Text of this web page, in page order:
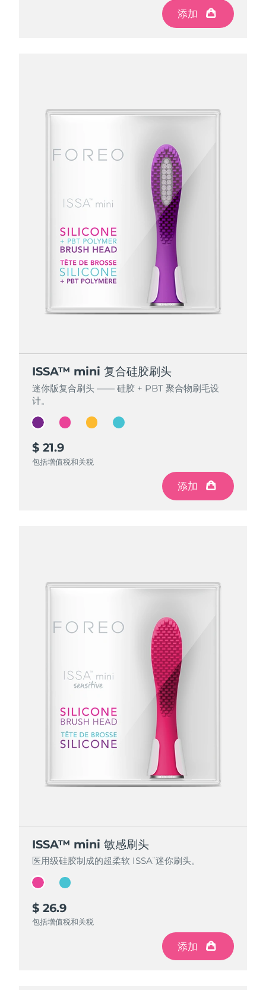
添加
添加
添加
添加
添加
ISSA™ mini 复合硅胶刷头
迷你版复合刷头 —— 硅胶 + PBT 聚合物刷毛设
计。
$ 21.9
包括增值税和关税
添加
ISSA™ mini 复合硅胶刷头
迷你版复合刷头 —— 硅胶 + PBT 聚合物刷毛设
计。
$ 21.9
包括增值税和关税
添加
ISSA™ mini 复合硅胶刷头
迷你版复合刷头 —— 硅胶 + PBT 聚合物刷毛设
计。
$ 21.9
包括增值税和关税
添加
ISSA™ mini 复合硅胶刷头
迷你版复合刷头 —— 硅胶 + PBT 聚合物刷毛设
计。
$ 21.9
包括增值税和关税
添加
ISSA™ mini 敏感刷头
医用级硅胶制成的超柔软 ISSA™ 迷你刷头。
$ 26.9
包括增值税和关税
添加
ISSA™ mini 敏感刷头
医用级硅胶制成的超柔软 ISSA™ 迷你刷头。
$ 26.9
包括增值税和关税
添加